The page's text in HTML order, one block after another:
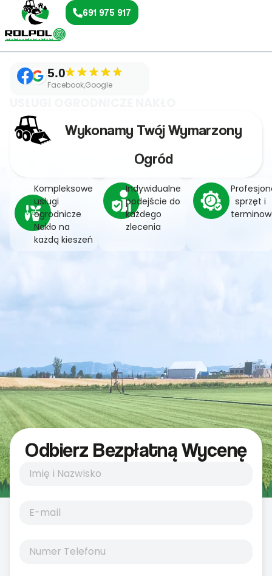
691 975 917
5.0
Facebook,Google
Wykonamy Twój Wymarzony
Ogród
Kompleksowe
usługi
ogrodnicze
Nakło na
każdą kieszeń
Indywidualne
podejście do
każdego
zlecenia
sprzęt i
Odbierz Bezpłatną Wycenę